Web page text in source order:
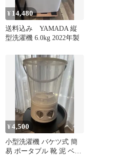
¥ 14,480
送料込み YAMADA 縦
型洗濯機 6.0kg 2022年製
¥4,500
小型洗濯機 バケツ式 簡
易 ポータブル 靴 泥 ベビ